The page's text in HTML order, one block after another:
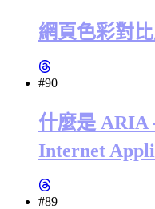
網頁色彩對
#90
什麼是 ARIA
Internet
#89